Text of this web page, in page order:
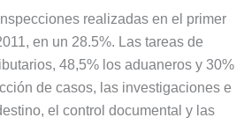
realizadas en el primer
en un 28.5%. Las tareas de
48,5% los aduaneros y 30%
de casos, las investigaciones e
el control documental y las